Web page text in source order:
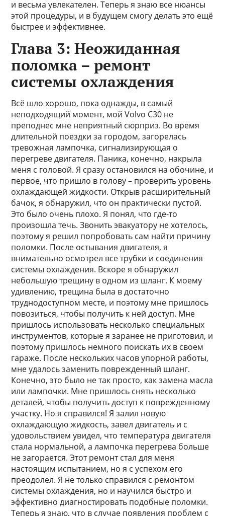
и весьма увлекателен. Теперь я знаю все нюансы
этой процедуры, и в будущем смогу делать это ещё
быстрее и эффективнее.
Глава 3: Неожиданная
поломка – ремонт
системы охлаждения
Всё шло хорошо, пока однажды, в самый
неподходящий момент, мой Volvo C30 не
преподнес мне неприятный сюрприз. Во время
длительной поездки за городом, загорелась
тревожная лампочка, сигнализирующая о
перегреве двигателя. Паника, конечно, накрыла
меня с головой. Я сразу остановился на обочине, и
первое, что пришло в голову – проверить уровень
охлаждающей жидкости. Открыв расширительный
бачок, я обнаружил, что он практически пустой.
Это было очень плохо. Я понял, что где-то
произошла течь. Звонить эвакуатору не хотелось,
поэтому я решил попробовать сам найти причину
поломки. После остывания двигателя, я
внимательно осмотрел все трубки и соединения
системы охлаждения. Вскоре я обнаружил
небольшую трещину в одном из шланг. К моему
удивлению, трещина была в достаточно
труднодоступном месте, и поэтому мне пришлось
повозиться, чтобы получить к ней доступ. Мне
пришлось использовать несколько специальных
инструментов, которые я заранее не приготовил, и
поэтому пришлось немного поискать их в своем
гараже. После нескольких часов упорной работы,
мне удалось заменить поврежденный шланг.
Конечно, это было не так просто, как замена масла
или лампочки. Мне пришлось снять несколько
деталей, чтобы получить доступ к поврежденному
участку. Но я справился! Я залил новую
охлаждающую жидкость, завел двигатель и с
удовольствием увидел, что температура двигателя
стала нормальной, а лампочка перегрева больше
не загорается. Этот ремонт стал для меня
настоящим испытанием, но я с успехом его
преодолел. Я не только справился с ремонтом
системы охлаждения, но и научился быстро и
эффективно диагностировать подобные поломки.
Теперь я знаю, что в случае появления проблем с